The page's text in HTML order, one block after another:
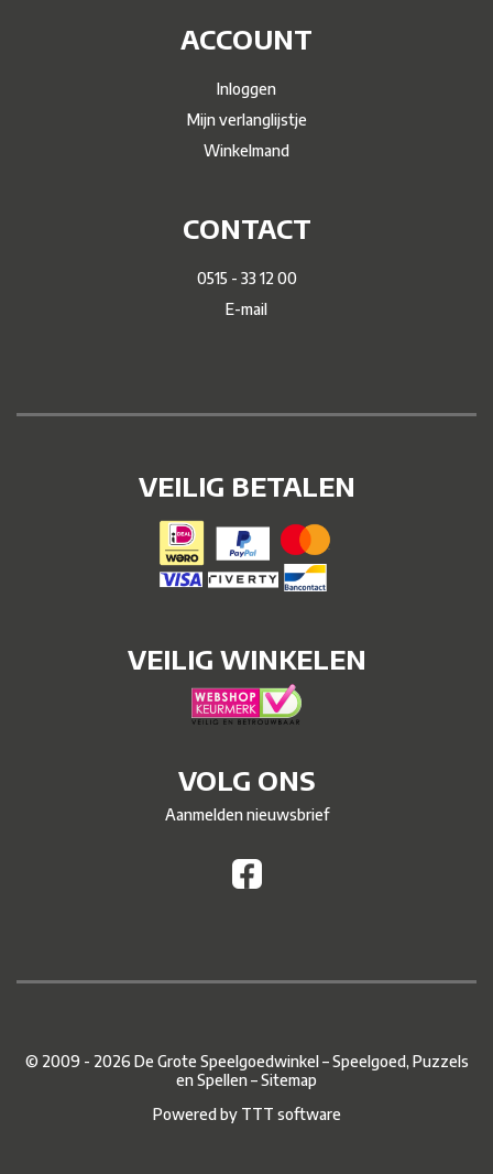
ACCOUNT
Inloggen
Mijn verlanglijstje
Winkelmand
CONTACT
0515 - 33 12 00
E-mail
VEILIG BETALEN
VEILIG WINKELEN
VOLG ONS
Aanmelden nieuwsbrief
© 2009 - 2026 De Grote Speelgoedwinkel – Speelgoed, Puzzels
en Spellen –Sitemap
Powered by TTT software